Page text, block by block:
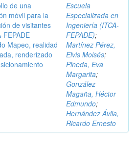
de una
móvil para la
de visitantes
FEPADE
Mapeo, realidad
renderizado
Escuela
Especializada en
Ingeniería (ITCA-
FEPADE);
Martínez Pérez,
Elvis Moisés;
Pineda, Eva
Margarita;
González
Magaña, Héctor
Edmundo;
Hernández Ávila,
Ricardo Ernesto